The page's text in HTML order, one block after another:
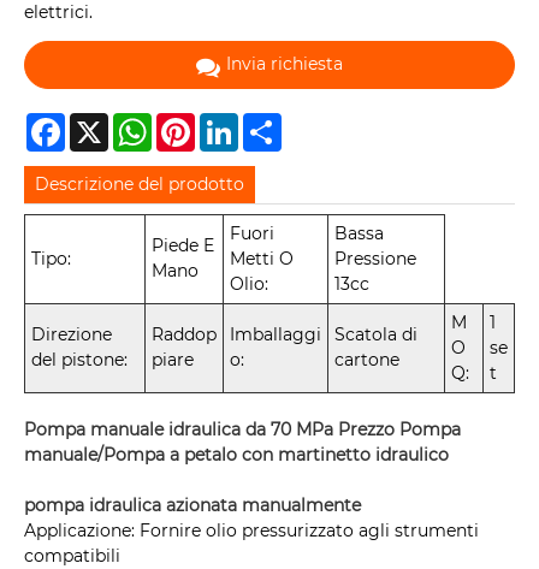
elettrici.
Invia richiesta
Facebook
X WhatsAppPinterestLinkedIn
Descrizione del prodotto
Tipo:
Piede E
Mano
Fuori
Metti O
Olio:
Bassa
Pressione
13cc
Direzione
del pistone:
Raddop
piare
Imballaggi
o:
Scatola di
cartone
M
O
Q:
1
se
t
Pompa manuale idraulica da 70 MPa Prezzo Pompa
manuale/Pompa a petalo con martinetto idraulico
pompa idraulica azionata manualmente
Applicazione: Fornire olio pressurizzato agli strumenti
compatibili